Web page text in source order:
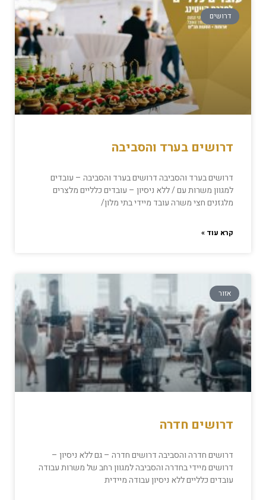
דרושים
דרושים בערד והסביבה
דרושים בערד והסביבה דרושים בערד והסביבה – עובדים
למגוון משרות עם / ללא ניסיון – עובדים כלליים מלצרים
מלגזנים חצי משרה עובד מיידי בתי מלון/
קרא עוד »
אזור
דרושים חדרה
דרושים חדרה והסביבה דרושים חדרה – גם ללא ניסיון –
דרושים מיידי בחדרה והסביבה למגוון רחב של משרות עבודה
עובדים כלליים ללא ניסיון עבודה מיידית